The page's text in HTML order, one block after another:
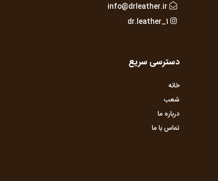
info@drleather.ir
dr.leather_1
دسترسی سریع
خانه
شعب
درباره ما
تماس با ما